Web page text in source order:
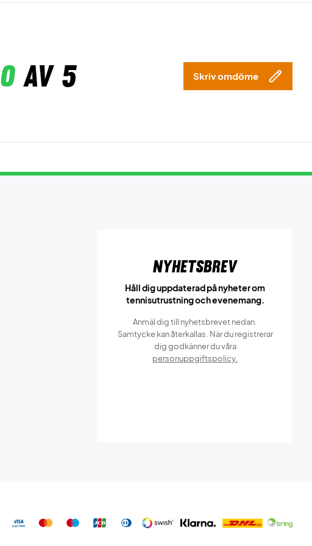
0av 5 Skriv omdöme
Nyhetsbrev
Håll dig uppdaterad på nyheter om
tennisutrustning och evenemang.
Anmäl dig till nyhetsbrevet nedan.
Samtycke kan återkallas. När du registrerar
dig godkänner du våra
personuppgiftspolicy.